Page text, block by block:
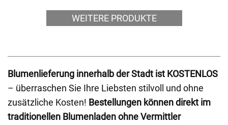
WEITERE PRODUKTE
Blumenlieferung innerhalb der Stadt ist KOSTENLOS
– überraschen Sie Ihre Liebsten stilvoll und ohne
zusätzliche Kosten! Bestellungen können direkt im
traditionellen Blumenladen ohne Vermittler